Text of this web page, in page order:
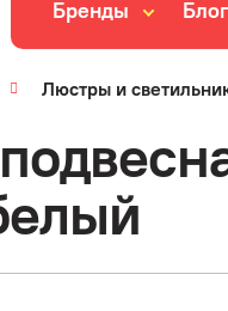
Бренды Блог
Люстры и